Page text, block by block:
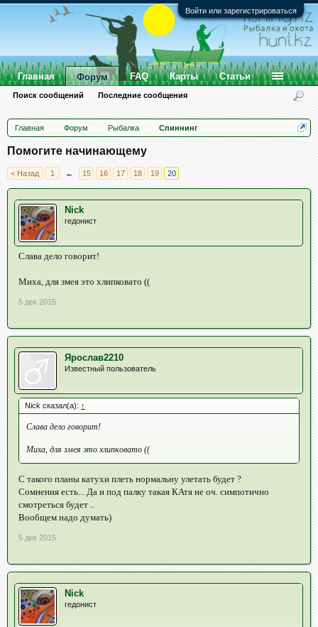
Войти или зарегистрироваться
Главная Форум Рыбалка Спиннинг
Помогите начинающему
< Назад 1 ← 15 16 17 18 19 20
Nick
гедонист
Слава дело говорит!
Миха, для змея это хлипковато ((
5 дек 2015
Ярослав2210
Известный пользователь
Nick сказал(а): ↑
Слава дело говорит!
Миха, для змея это хлипковато ((
С такого планы катухи плеть нормальну улетать будет ?
Сомнения есть... Да и под палку такая КАтя не оч. симпотично
смотреться будет ..
Вообщем надо думать)
5 дек 2015
Nick
гедонист
Главная Форум
Поиск сообщений Последние сообщения
FAQ Карты Статьи